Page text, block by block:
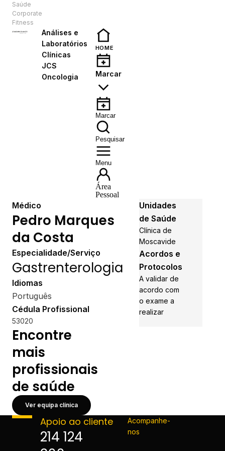
Saúde
Corporate
Fitness
Análises e
Laboratórios
Clínicas
JCS
Oncologia
HOME
Marcar
Marcar
Pesquisar
Menu
Área
Pessoal
Médico
Pedro Marques
da Costa
Especialidade/Serviço
Gastrenterologia
Idiomas
Português
Cédula Profissional
53020
Unidades
de Saúde
Clínica de
Moscavide
Acordos e
Protocolos
A validar de
acordo com
o exame a
realizar
Encontre
mais
profissionais
de saúde
Ver equipa clínica
Apoio ao cliente
214 124
Acompanhe-
nos